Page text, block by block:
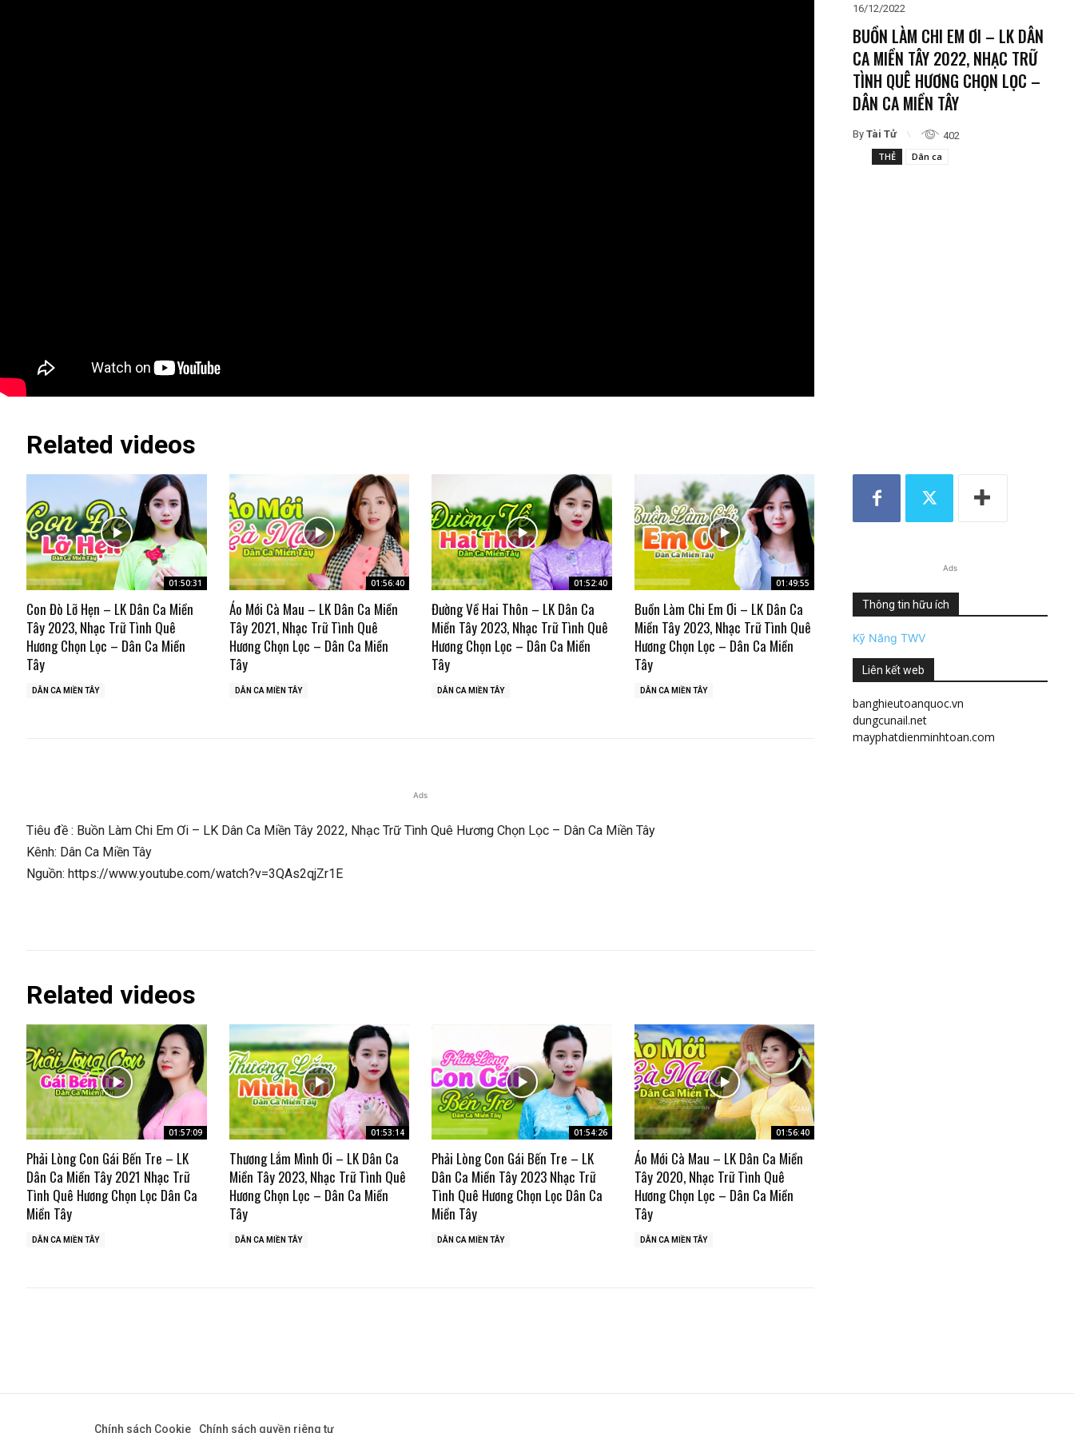
16/12/2022
BUỒN LÀM CHI EM ƠI – LK DÂN
CA MIỀN TÂY 2022, NHẠC TRỮ
TÌNH QUÊ HƯƠNG CHỌN LỌC –
DÂN CA MIỀN TÂY
By Tài Tử
402
THẺ
Dân ca
Related videos
01:50:31
Con Đò Lỡ Hẹn – LK Dân Ca Miền
Tây 2023, Nhạc Trữ Tình Quê
Hương Chọn Lọc – Dân Ca Miền
Tây
DÂN CA MIỀN TÂY
01:56:40
Áo Mới Cà Mau – LK Dân Ca Miền
Tây 2021, Nhạc Trữ Tình Quê
Hương Chọn Lọc – Dân Ca Miền
Tây
DÂN CA MIỀN TÂY
01:52:40
Đường Về Hai Thôn – LK Dân Ca
Miền Tây 2023, Nhạc Trữ Tình Quê
Hương Chọn Lọc – Dân Ca Miền
Tây
DÂN CA MIỀN TÂY
01:49:55
Buồn Làm Chi Em Ơi – LK Dân Ca
Miền Tây 2023, Nhạc Trữ Tình Quê
Hương Chọn Lọc – Dân Ca Miền
Tây
DÂN CA MIỀN TÂY
Ads
Tiêu đề : Buồn Làm Chi Em Ơi – LK Dân Ca Miền Tây 2022, Nhạc Trữ Tình Quê Hương Chọn Lọc – Dân Ca Miền Tây
Kênh: Dân Ca Miền Tây
Nguồn: https://www.youtube.com/watch?v=3QAs2qjZr1E
Related videos
01:57:09
Phải Lòng Con Gái Bến Tre – LK
Dân Ca Miền Tây 2021 Nhạc Trữ
Tình Quê Hương Chọn Lọc Dân Ca
Miền Tây
DÂN CA MIỀN TÂY
01:53:14
Thương Lắm Mình Ơi – LK Dân Ca
Miền Tây 2023, Nhạc Trữ Tình Quê
Hương Chọn Lọc – Dân Ca Miền
Tây
DÂN CA MIỀN TÂY
01:54:26
Phải Lòng Con Gái Bến Tre – LK
Dân Ca Miền Tây 2023 Nhạc Trữ
Tình Quê Hương Chọn Lọc Dân Ca
Miền Tây
DÂN CA MIỀN TÂY
01:56:40
Áo Mới Cà Mau – LK Dân Ca Miền
Tây 2020, Nhạc Trữ Tình Quê
Hương Chọn Lọc – Dân Ca Miền
Tây
DÂN CA MIỀN TÂY
Ads
Thông tin hữu ích
Kỹ Năng TWV
Liên kết web
banghieutoanquoc.vn
dungcunail.net
mayphatdienminhtoan.com
Chính sách Cookie Chính sách quyền riêng tư